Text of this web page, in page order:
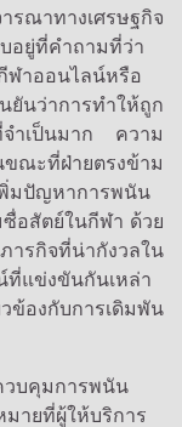
รณาทางเศรษฐกิจ
อยู่ที่คำถามที่ว่า
ฬาออนไลน์หรือ
นว่าการทำให้ถูก
จำเป็นมาก ความ
ณะที่ฝ่ายตรงข้าม
พิ่มปัญหาการพนัน
อสัตย์ในกีฬา ด้วย
รกิจที่น่ากังวลใน
ที่แข่งขันกันเหล่า
องกับการเดิมพัน
วบคุมการพนัน
ายที่ผู้ให้บริการ